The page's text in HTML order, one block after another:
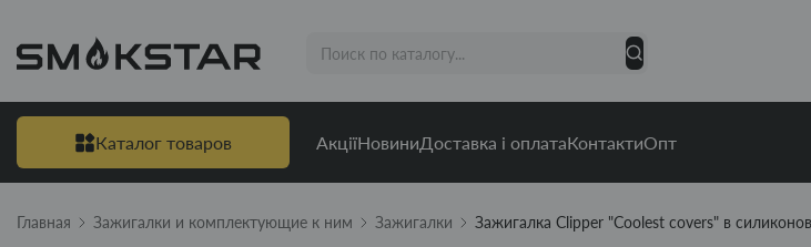
Каталог товаров АкціїНовиниДоставка і оплатаКонтактиОпт
Главная Зажигалки и комплектующие к ним Зажигалки Зажигалка Clipper "Coolest covers" в